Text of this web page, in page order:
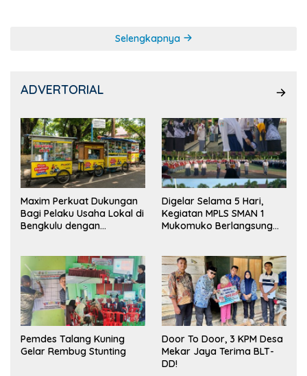
Selengkapnya
ADVERTORIAL
Maxim Perkuat Dukungan
Bagi Pelaku Usaha Lokal di
Bengkulu dengan
Pasar
Digelar Selama 5 Hari,
Kegiatan MPLS SMAN 1
Mukomuko Berlangsung
Pemdes Talang Kuning
Gelar Rembug Stunting
Door To Door, 3 KPM Desa
Mekar Jaya Terima BLT-
DD!